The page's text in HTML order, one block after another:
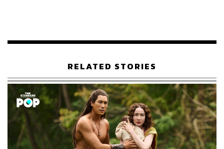
เขียนขอเท้าความกลับไปในวันที่เราได้รับชมตัวอย่างแรก
ของนักรบมนตราที่ทาง RiFF Studio ปล่อยออกมาเมื่อช่วงปี
2020 รวมถึงมิวสิกวิดีโออีก 2 ตัวที่ได้ศิลปินมากฝีมืออย่าง
เก่ง-ธชย ประทุมวรรณ และ KP Angel มาร่วมขับร้อง ความ
รู้สึกของเรา ณ เวลานั้นค่อนข้างตื่นเต้นกับงานภาพและ
พล็อตเรื่องที่ RiFF Studio สร้างสรรค์ขึ้นมาพอสมควร
RELATED STORIES